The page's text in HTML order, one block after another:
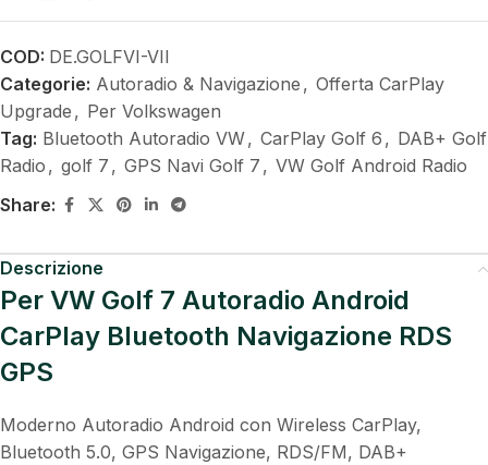
COD: DE.GOLFVI-VII
Categorie: Autoradio & Navigazione , Offerta CarPlay
Upgrade , Per Volkswagen
Tag: Bluetooth Autoradio VW, CarPlay Golf 6 , DAB+ Golf
Radio , golf 7 , GPS Navi Golf 7 , VW Golf Android Radio
Share:
Descrizione
Per VW Golf 7 Autoradio Android
CarPlay Bluetooth Navigazione RDS
GPS
Moderno Autoradio Android con Wireless CarPlay,
Bluetooth 5.0, GPS Navigazione, RDS/FM, DAB+